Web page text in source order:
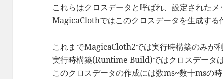
これらはクロスデータと呼ばれ、設定された
MagicaClothではこのクロスデータを生成す
これまでMagicaCloth2では実行時構築のみが
実行時構築(Runtime Build)ではクロスデータ
このクロスデータの作成には数ms~数十msの